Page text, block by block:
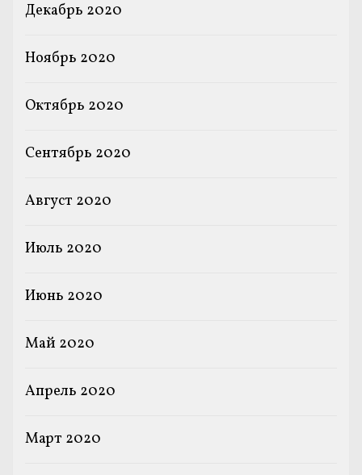
Декабрь 2020
Ноябрь 2020
Октябрь 2020
Сентябрь 2020
Август 2020
Июль 2020
Июнь 2020
Май 2020
Апрель 2020
Март 2020